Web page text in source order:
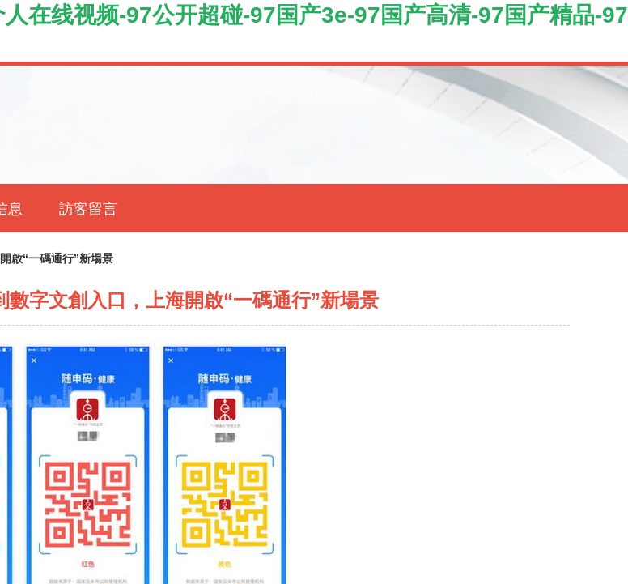
在线视频-97公开超碰-97国产3e-97国产高清-97国产精品-97
息 訪客留言
啟“一碼通行”新場景
數字文創入口，上海開啟“一碼通行”新場景